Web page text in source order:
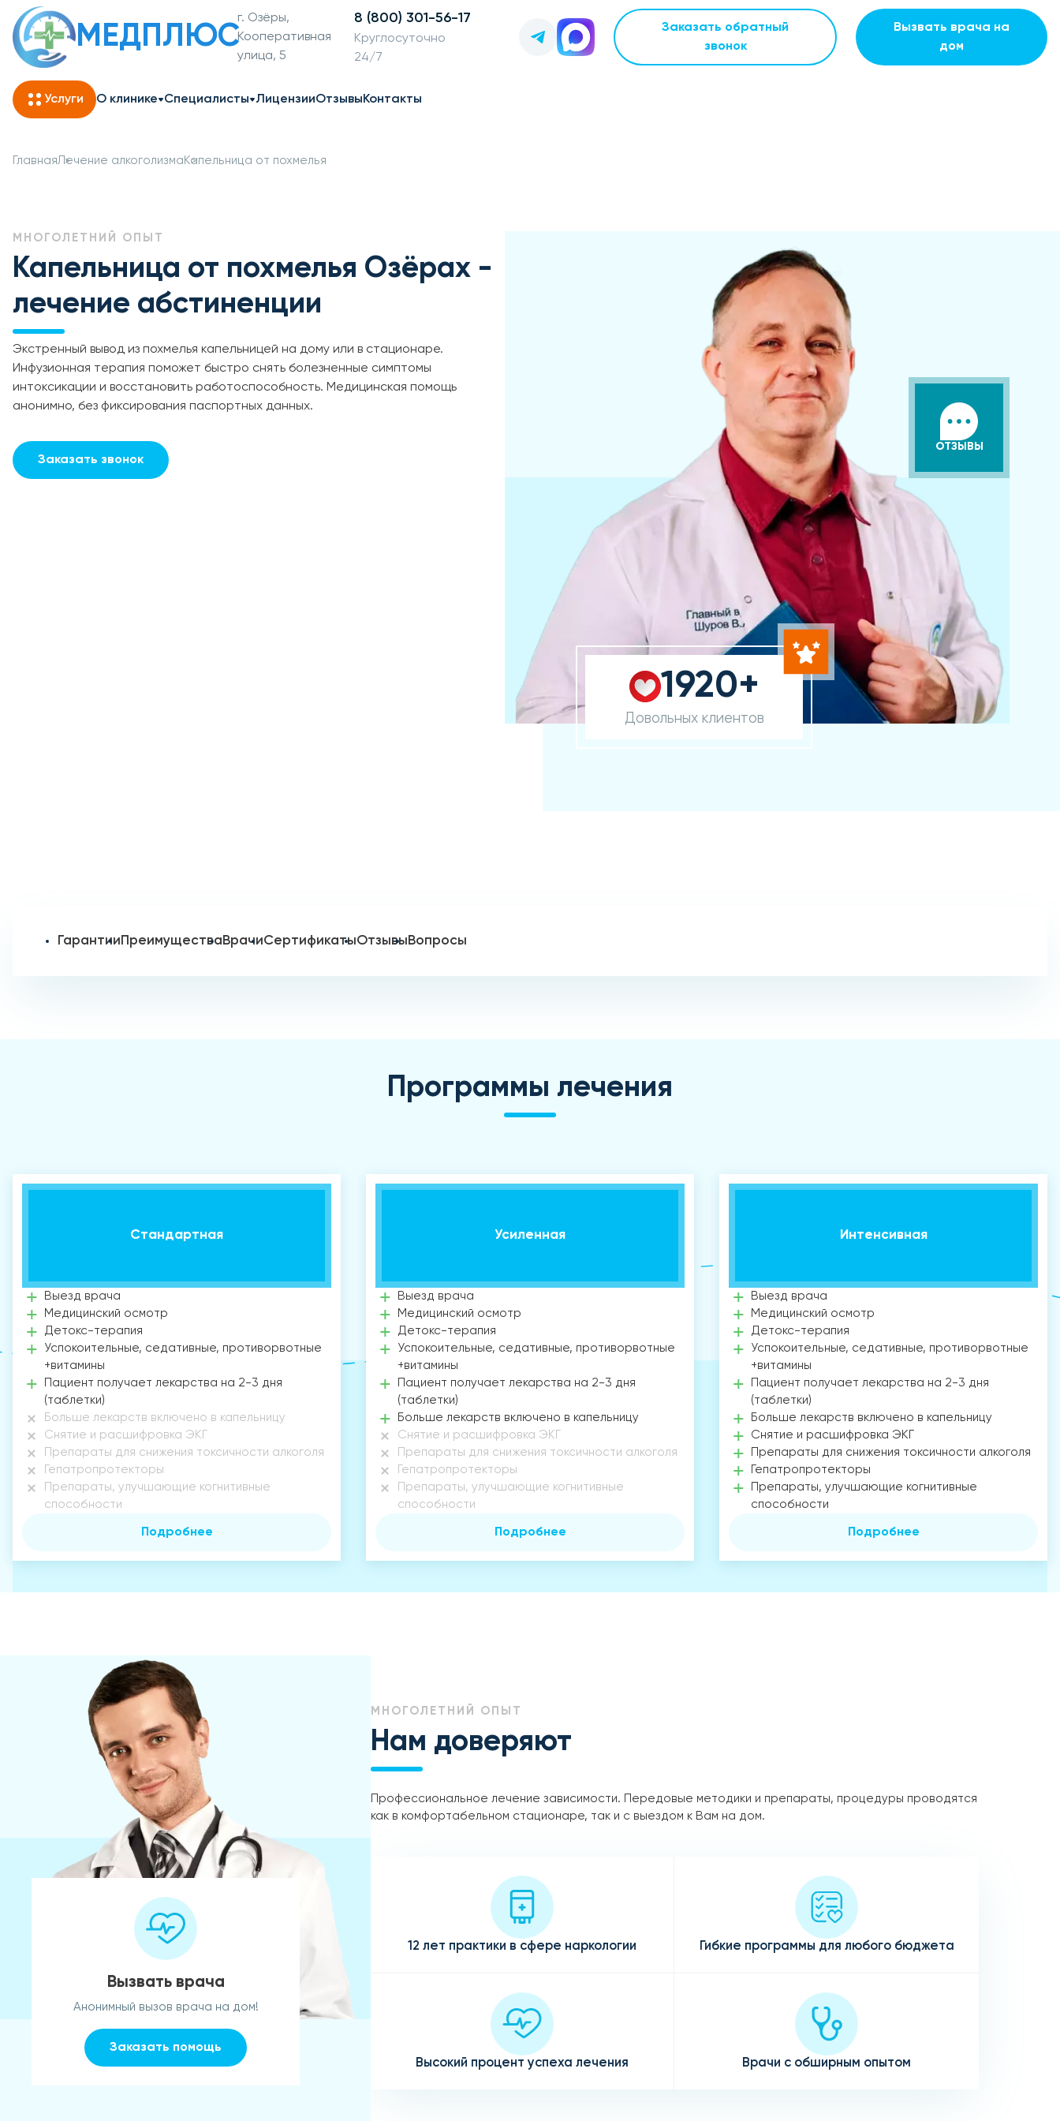
МЕДПЛЮС
г. Озёры,
Кооперативная
улица, 5
8 (800) 301-56-17
Круглосуточно
24/7
Заказать обратный
звонок
Вызвать врача на
дом
Услуги О клинике Специалисты ЛицензииОтзывыКонтакты
ГлавнаяЛечение алкоголизма Капельница от похмелья
МНОГОЛЕТНИЙ ОПЫТ
Капельница от похмелья Озёрах -
лечение абстиненции
Экстренный вывод из похмелья капельницей на дому или в стационаре.
Инфузионная терапия поможет быстро снять болезненные симптомы
интоксикации и восстановить работоспособность. Медицинская помощь
анонимно, без фиксирования паспортных данных.
Заказать звонок
1920+
Довольных клиентов
ОТЗЫВЫ
ГарантииПреимуществаВрачиСертификатыОтзывыВопросы
Программы лечения
Стандартная
Выезд врача
Медицинский осмотр
Детокс-терапия
Успокоительные, седативные, противорвотные
+витамины
Пациент получает лекарства на 2-3 дня
(таблетки)
Больше лекарств включено в капельницу
Снятие и расшифровка ЭКГ
Препараты для снижения токсичности алкоголя
Гепатропротекторы
Препараты, улучшающие когнитивные
способности
Подробнее
Усиленная
Выезд врача
Медицинский осмотр
Детокс-терапия
Успокоительные, седативные, противорвотные
+витамины
Пациент получает лекарства на 2-3 дня
(таблетки)
Больше лекарств включено в капельницу
Снятие и расшифровка ЭКГ
Препараты для снижения токсичности алкоголя
Гепатропротекторы
Препараты, улучшающие когнитивные
способности
Подробнее
Интенсивная
Выезд врача
Медицинский осмотр
Детокс-терапия
Успокоительные, седативные, противорвотные
+витамины
Пациент получает лекарства на 2-3 дня
(таблетки)
Больше лекарств включено в капельницу
Снятие и расшифровка ЭКГ
Препараты для снижения токсичности алкоголя
Гепатропротекторы
Препараты, улучшающие когнитивные
способности
Подробнее
Вызвать врача
Анонимный вызов врача на дом!
Заказать помощь
МНОГОЛЕТНИЙ ОПЫТ
Нам доверяют
Профессиональное лечение зависимости. Передовые методики и препараты, процедуры проводятся
как в комфортабельном стационаре, так и с выездом к Вам на дом.
12 лет практики в сфере наркологии Гибкие программы для любого бюджета
Высокий процент успеха лечения Врачи с обширным опытом